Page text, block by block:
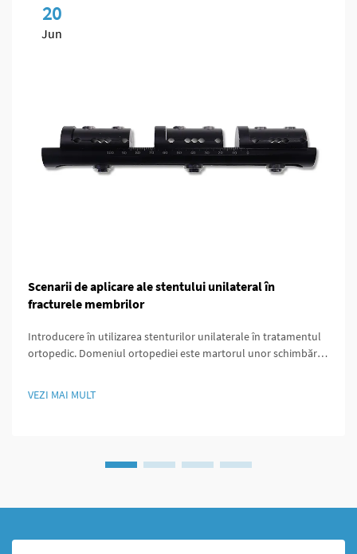
20
Jun
Scenarii de aplicare ale stentului unilateral în
fracturele membrilor
Introducere în utilizarea stenturilor unilaterale în tratamentul
ortopedic. Domeniul ortopediei este martorul unor schimbări
decadelor, medicii au utilizat în principal fixarea externă de...
VEZI MAI MULT